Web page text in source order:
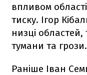
впливом
тиску. Ігор
низці
тумани та грози.
Раніше Іван